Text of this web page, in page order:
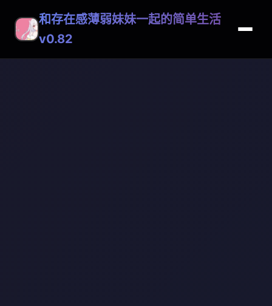
和存在感薄弱妹妹一起的简单生活
v0.82